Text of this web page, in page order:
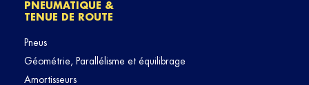
PNEUMATIQUE &
TENUE DE ROUTE
Pneus
Géométrie, Parallélisme et équilibrage
Amortisseurs